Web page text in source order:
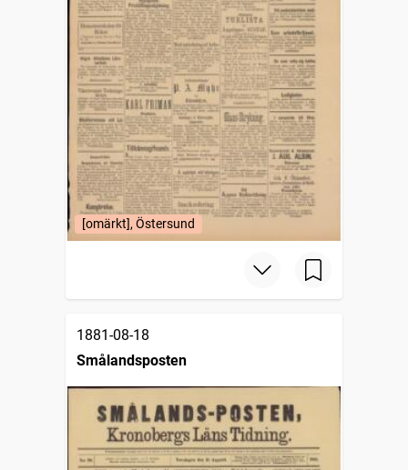
[omärkt], Östersund
1881-08-18
Smålandsposten